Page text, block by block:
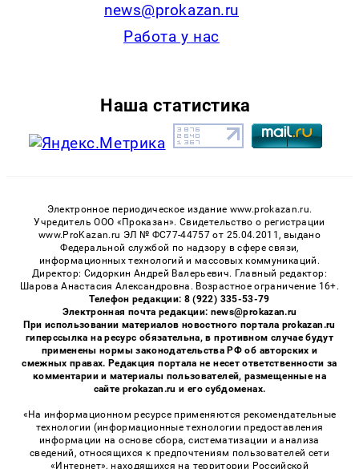
news@prokazan.ru
Работа у нас
Наша статистика
Электронное периодическое издание www.prokazan.ru.
Учредитель ООО «Проказан». Cвидетельство о регистрации
www.ProKazan.ru ЭЛ № ФС77-44757 от 25.04.2011, выдано
Федеральной службой по надзору в сфере связи,
информационных технологий и массовых коммуникаций.
Директор: Сидоркин Андрей Валерьевич. Главный редактор:
Шарова Анастасия Александровна. Возрастное ограничение 16+.
Телефон редакции: 8 (922) 335-53-79
Электронная почта редакции: news@prokazan.ru
При использовании материалов новостного портала prokazan.ru
гиперссылка на ресурс обязательна, в противном случае будут
применены нормы законодательства РФ об авторских и
смежных правах. Редакция портала не несет ответственности за
комментарии и материалы пользователей, размещенные на
сайте prokazan.ru и его субдоменах.
«На информационном ресурсе применяются рекомендательные
технологии (информационные технологии предоставления
информации на основе сбора, систематизации и анализа
сведений, относящихся к предпочтениям пользователей сети
«Интернет», находящихся на территории Российской